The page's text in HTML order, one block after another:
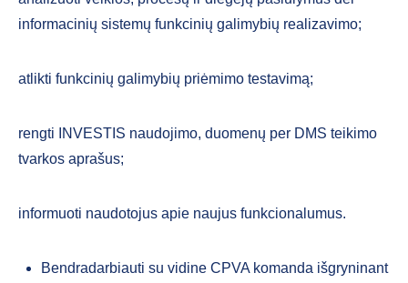
informacinių sistemų funkcinių galimybių realizavimo;
atlikti funkcinių galimybių priėmimo testavimą;
rengti INVESTIS naudojimo, duomenų per DMS teikimo
tvarkos aprašus;
informuoti naudotojus apie naujus funkcionalumus.
Bendradarbiauti su vidine CPVA komanda išgryninant